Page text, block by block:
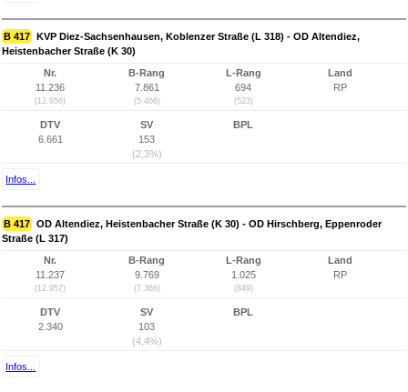
B 417 KVP Diez-Sachsenhausen, Koblenzer Straße (L 318) - OD Altendiez,
Heistenbacher Straße (K 30)
Nr.
11.236
(12.956)
B-Rang
7.861
(5.466)
L-Rang
694
(523)
Land
RP
DTV
6.661
SV
153
(2,3%)
BPL
Infos...
B 417 OD Altendiez, Heistenbacher Straße (K 30) - OD Hirschberg, Eppenroder
Straße (L 317)
Nr.
11.237
(12.957)
B-Rang
9.769
(7.366)
L-Rang
1.025
(849)
Land
RP
DTV
2.340
SV
103
(4,4%)
BPL
Infos...